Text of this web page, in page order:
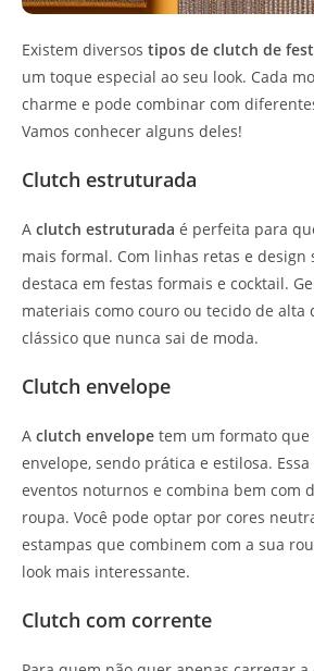
Existem diversos tipos de clutch de
um toque especial ao seu look. Cada
charme e pode combinar com
Vamos conhecer alguns deles!
Clutch estruturada
A clutch estruturada é perfeita para
mais formal. Com linhas retas e design
destaca em festas formais e cocktail.
materiais como couro ou tecido de alta
clássico que nunca sai de moda.
Clutch envelope
A clutch envelope tem um formato
envelope, sendo prática e estilosa.
eventos noturnos e combina bem com
roupa. Você pode optar por cores
estampas que combinem com a sua
look mais interessante.
Clutch com corrente